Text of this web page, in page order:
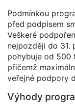
Podmínkou
před podpisem
Veškeré
nejpozději do 31.
pohybuje od 500
přičemž
veřejné podpory
Výhody